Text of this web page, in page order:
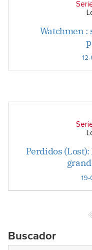
Watchmen :
Perdidos
Buscador